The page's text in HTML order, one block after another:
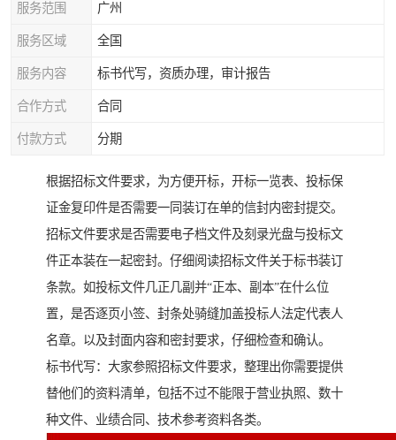
服务范围 广州
服务区域 全国
服务内容 标书代写，资质办理，审计报告
合作方式 合同
付款方式 分期
根据招标文件要求，为方便开标，开标一览表、投标保
证金复印件是否需要一同装订在单的信封内密封提交。
招标文件要求是否需要电子档文件及刻录光盘与投标文
件正本装在一起密封。仔细阅读招标文件关于标书装订
条款。如投标文件几正几副并“正本、副本”在什么位
置，是否逐页小签、封条处骑缝加盖投标人法定代表人
名章。以及封面内容和密封要求，仔细检查和确认。
标书代写：大家参照招标文件要求，整理出你需要提供
替他们的资料清单，包括不过不能限于营业执照、数十
种文件、业绩合同、技术参考资料各类。